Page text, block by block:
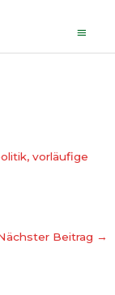
,vorläufige
Beitrag →